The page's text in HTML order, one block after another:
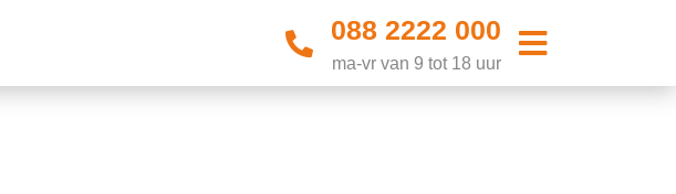
088 2222 000
ma-vr van 9 tot 18 uur